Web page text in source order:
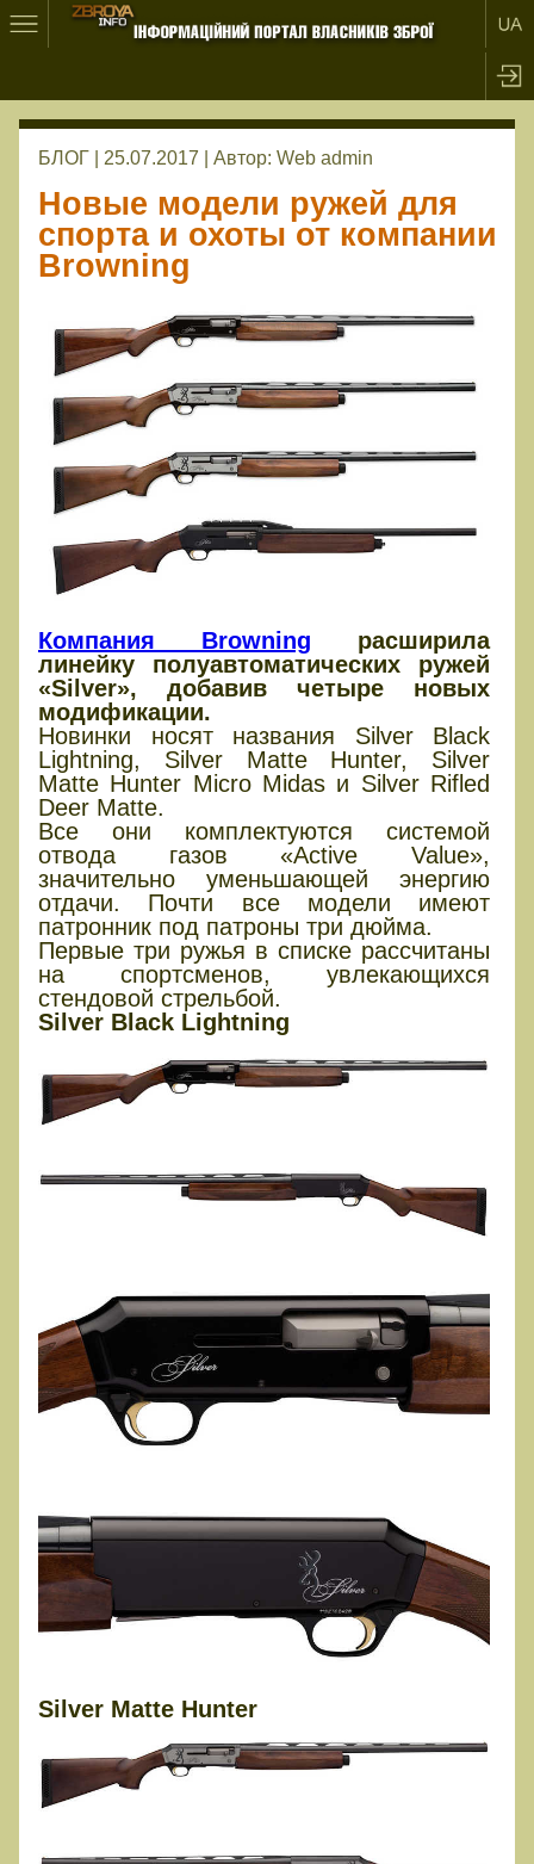
БЛОГ | 25.07.2017 | Автор: Web admin
Новые модели ружей для
спорта и охоты от компании
Browning
Компания Browning расширила
линейку полуавтоматических ружей
«Silver», добавив четыре новых
модификации.
Новинки носят названия Silver Black
Lightning, Silver Matte Hunter, Silver
Matte Hunter Micro Midas и Silver Rifled
Deer Matte.
Все они комплектуются системой
отвода газов «Active Value»,
значительно уменьшающей энергию
отдачи. Почти все модели имеют
патронник под патроны три дюйма.
Первые три ружья в списке рассчитаны
на спортсменов, увлекающихся
стендовой стрельбой.
Silver Black Lightning
Silver Matte Hunter